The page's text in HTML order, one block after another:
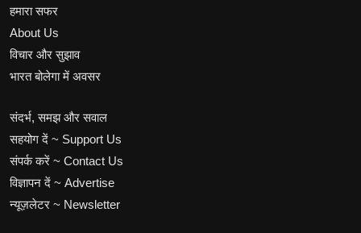
हमारा सफर
About Us
विचार और सुझाव
भारत बोलेगा में अवसर
संदर्भ, समझ और सवाल
सहयोग दें ~ Support Us
संपर्क करें ~ Contact Us
विज्ञापन दें ~ Advertise
न्यूज़लेटर ~ Newsletter